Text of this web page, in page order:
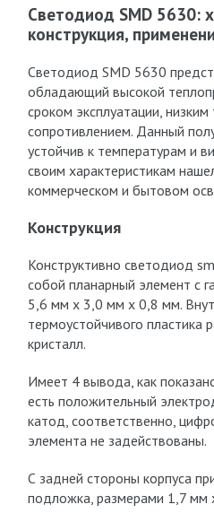
Светодиод SMD 5630:
конструкция,
Светодиод SMD 5630
обладающий высокой
сроком эксплуатации,
сопротивлением. Данный
устойчив к температурам и
своим характеристикам
коммерческом и бытовом
Конструкция
Конструктивно светодиод
собой планарный элемент с
5,6 мм х 3,0 мм х 0,8 мм.
термоустойчивого пластика
кристалл.
Имеет 4 вывода, как
есть положительный
катод, соответственно,
элемента не задействованы.
С задней стороны корпуса
подложка, размерами 1,7 мм